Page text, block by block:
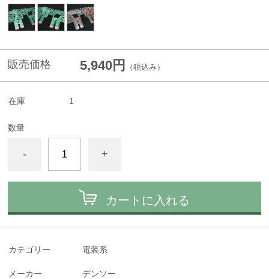
販売価格 5,940円 （税込み）
在庫 1
数量
- +
カートに入れる
カテゴリー 電装系
メーカー デンソー